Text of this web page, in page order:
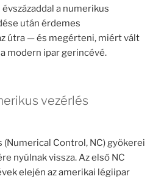
a numerikus
után érdemes
útra — és megérteni, miért vált
a modern ipar gerincévé.
vezérlés
Control, NC) gyökerei
nyúlnak vissza. Az első NC
elején az amerikai légiipar